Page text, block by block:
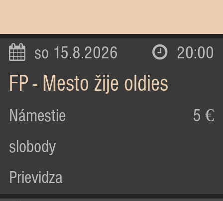
so 15.8.2026 20:00
FP - Mesto žije oldies
Námestie
slobody
Prievidza
5 €